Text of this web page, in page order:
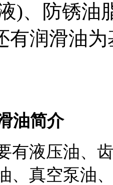
)、防锈油
有润滑油
油简介
有液压油、
、真空泵油